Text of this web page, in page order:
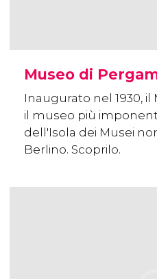
Museo di
Inaugurato nel 1930,
il museo più
dell'Isola dei Musei
Berlino. Scoprilo.